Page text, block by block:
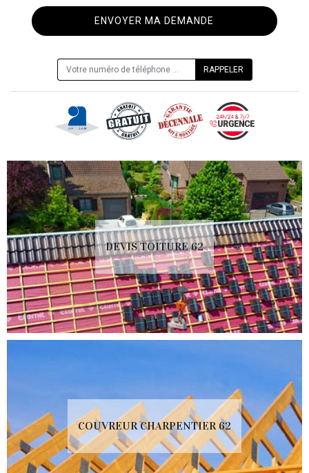
DEVIS TOITURE 62
COUVREUR CHARPENTIER 62